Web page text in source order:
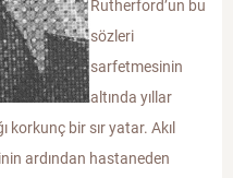
Rutherford’un bu
sözleri
sarfetmesinin
altında yıllar
korkunç bir sır yatar. Akıl
ardından hastaneden